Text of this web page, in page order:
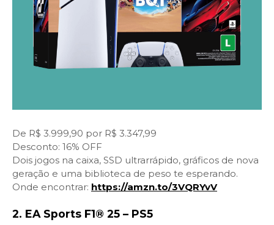
De R$ 3.999,90 por R$ 3.347,99
Desconto: 16% OFF
Dois jogos na caixa, SSD ultrarrápido, gráficos de nova
geração e uma biblioteca de peso te esperando.
Onde encontrar: https://amzn.to/3VQRYvV
2. EA Sports F1® 25 – PS5